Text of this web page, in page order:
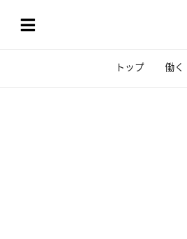
トップ 働く